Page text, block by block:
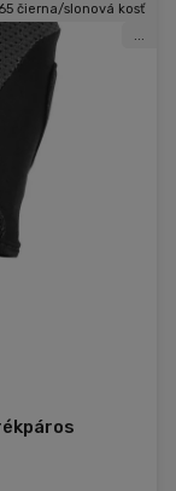
čierna/slonová kosť
...